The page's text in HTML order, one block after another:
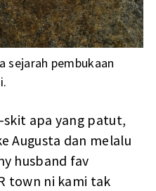
sejarah pembukaan
skit apa yang patut,
Augusta dan melalu
husband fav
town ni kami tak